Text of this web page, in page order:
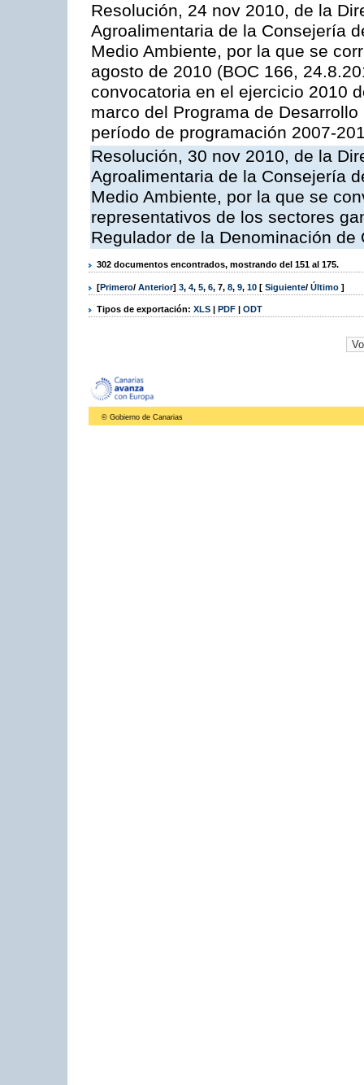
Resolución, 24 nov 2010, de la
Agroalimentaria de la Consejería
Medio Ambiente, por la que se
agosto de 2010 (BOC 166,
convocatoria en el ejercicio 2010
marco del Programa de
período de programación 2007-
Resolución, 30 nov 2010, de la
Agroalimentaria de la Consejería
Medio Ambiente, por la que se
representativos de los sectores
Regulador de la Denominación de
302 documentos encontrados, mostrando del 151 al 175.
[Primero/ Anterior] 3, 4, 5, 6, 7, 8, 9, 10 [ Siguiente/ Último ]
Tipos de exportación: XLS | PDF | ODT
© Gobierno de Canarias